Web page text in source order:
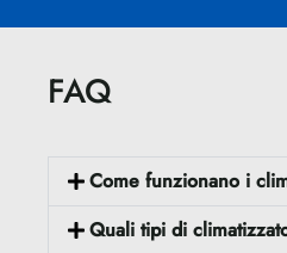
FAQ
Come funzionano i
Quali tipi di